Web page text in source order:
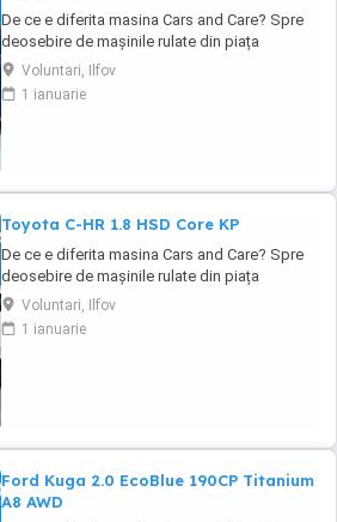
De ce e diferita masina Cars and Care? Spre
deosebire de mașinile rulate din piața
obișnuită, aceasta vine direct din flota proprie
a Business Lease — parte a grupului
internațional Autobinck, cu peste 10 ani de
Voluntari, Ilfov
1 ianuarie
Toyota C-HR 1.8 HSD Core KP
De ce e diferita masina Cars and Care? Spre
deosebire de mașinile rulate din piața
obișnuită, aceasta vine direct din flota proprie
a Business Lease — parte a grupului
internațional Autobinck, cu peste 10 ani de
Voluntari, Ilfov
1 ianuarie
Ford Kuga 2.0 EcoBlue 190CP Titanium
A8 AWD